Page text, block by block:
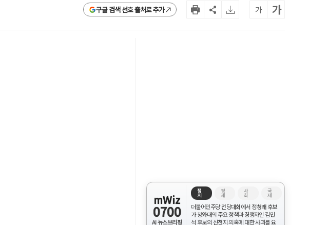
구글 검색 선호 출처로 추가 가 가
mWiz
0700
AI 뉴스브리핑
정
치
경
제
사
회
국
제
더불어민주당 전당대회에서 정청래 후보
가 청와대의 주요 정책과 경쟁자인 김민
석 후보의 신천지 의혹에 대한 사과를 요